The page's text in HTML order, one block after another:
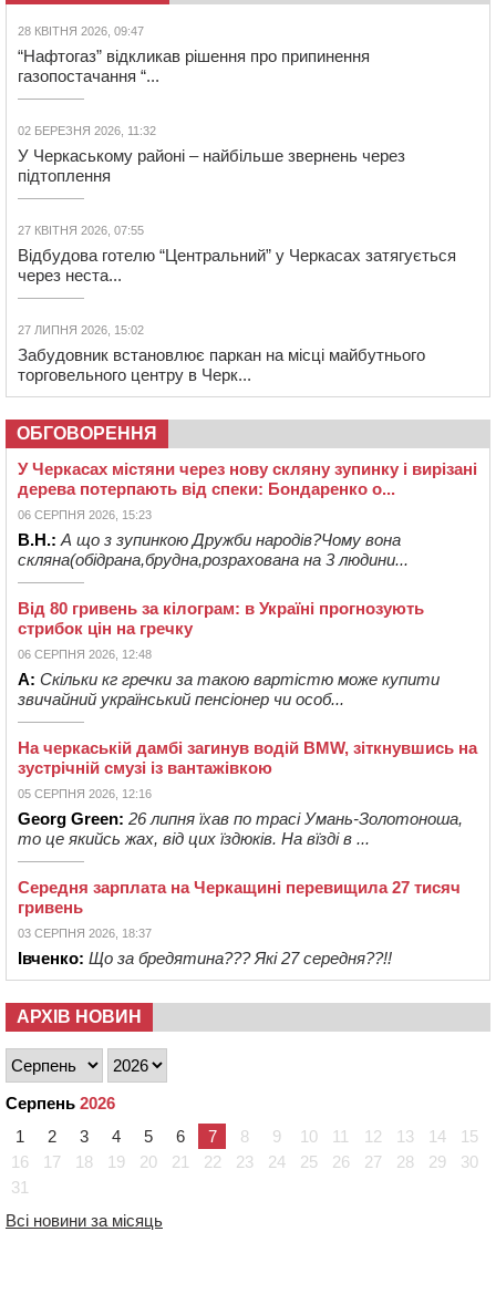
28 КВІТНЯ 2026, 09:47
“Нафтогаз” відкликав рішення про припинення
газопостачання “...
02 БЕРЕЗНЯ 2026, 11:32
У Черкаському районі – найбільше звернень через
підтоплення
27 КВІТНЯ 2026, 07:55
Відбудова готелю “Центральний” у Черкасах затягується
через неста...
27 ЛИПНЯ 2026, 15:02
Забудовник встановлює паркан на місці майбутнього
торговельного центру в Черк...
ОБГОВОРЕННЯ
У Черкасах містяни через нову скляну зупинку і вирізані
дерева потерпають від спеки: Бондаренко о...
06 СЕРПНЯ 2026, 15:23
В.Н.: А що з зупинкою Дружби народів?Чому вона
скляна(обідрана,брудна,розрахована на 3 людини...
Від 80 гривень за кілограм: в Україні прогнозують
стрибок цін на гречку
06 СЕРПНЯ 2026, 12:48
А: Скільки кг гречки за такою вартістю може купити
звичайний український пенсіонер чи особ...
На черкаській дамбі загинув водій BMW, зіткнувшись на
зустрічній смузі із вантажівкою
05 СЕРПНЯ 2026, 12:16
Georg Green: 26 липня їхав по трасі Умань-Золотоноша,
то це якийсь жах, від цих їздюків. На вїзді в ...
Середня зарплата на Черкащині перевищила 27 тисяч
гривень
03 СЕРПНЯ 2026, 18:37
Івченко: Що за бредятина??? Які 27 середня??!!
АРХІВ НОВИН
Серпень 2026
1
2 3 4 5 6 7 8 9 10 11 12 13 14
15
16
17 18 19 20 21 22 23 24 25 26 27 28 29
30
31
Всі новини за місяць